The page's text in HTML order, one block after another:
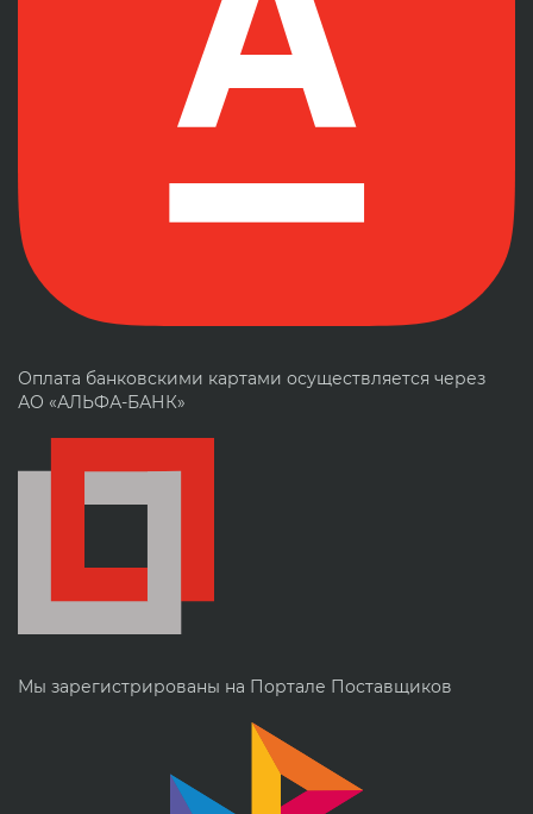
Оплата банковскими картами осуществляется через
АО «АЛЬФА-БАНК»
Мы зарегистрированы на Портале Поставщиков